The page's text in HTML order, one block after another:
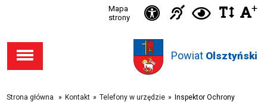
Przejdź
dostępności
Przejdź
głównego
Przejdź
wyszukiwarki
Przejdź
Powiat Olsztyński
Mapa
strony
Ikonka
dostępności
IkonkaIkonka
w
+
Strona główna » Kontakt » Telefony w urzędzie »
Inspektor Ochrony